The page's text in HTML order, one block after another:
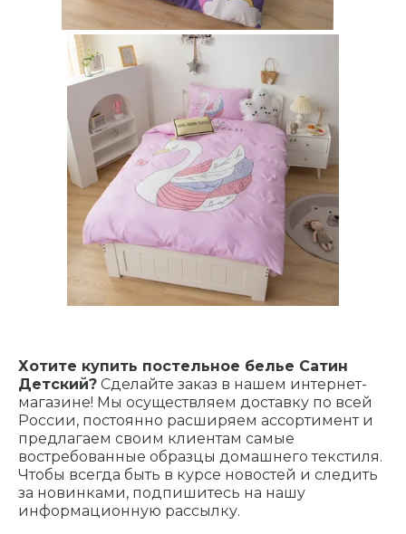
Хотите купить постельное белье Сатин
Детский? Сделайте заказ в нашем интернет-
магазине! Мы осуществляем доставку по всей
России, постоянно расширяем ассортимент и
предлагаем своим клиентам самые
востребованные образцы домашнего текстиля.
Чтобы всегда быть в курсе новостей и следить
за новинками, подпишитесь на нашу
информационную рассылку.